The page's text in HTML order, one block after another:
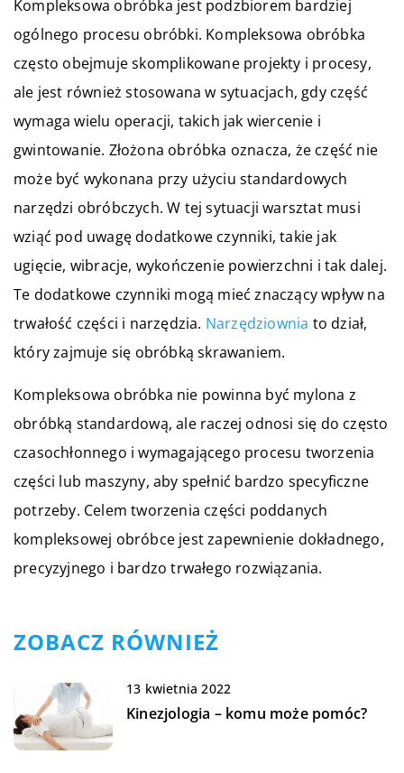
Kompleksowa obróbka jest podzbiorem bardziej
ogólnego procesu obróbki. Kompleksowa obróbka
często obejmuje skomplikowane projekty i procesy,
ale jest również stosowana w sytuacjach, gdy część
wymaga wielu operacji, takich jak wiercenie i
gwintowanie. Złożona obróbka oznacza, że część nie
może być wykonana przy użyciu standardowych
narzędzi obróbczych. W tej sytuacji warsztat musi
wziąć pod uwagę dodatkowe czynniki, takie jak
ugięcie, wibracje, wykończenie powierzchni i tak dalej.
Te dodatkowe czynniki mogą mieć znaczący wpływ na
trwałość części i narzędzia. Narzędziownia to dział,
który zajmuje się obróbką skrawaniem.
Kompleksowa obróbka nie powinna być mylona z
obróbką standardową, ale raczej odnosi się do często
czasochłonnego i wymagającego procesu tworzenia
części lub maszyny, aby spełnić bardzo specyficzne
potrzeby. Celem tworzenia części poddanych
kompleksowej obróbce jest zapewnienie dokładnego,
precyzyjnego i bardzo trwałego rozwiązania.
ZOBACZ RÓWNIEŻ
13 kwietnia 2022
Kinezjologia – komu może pomóc?